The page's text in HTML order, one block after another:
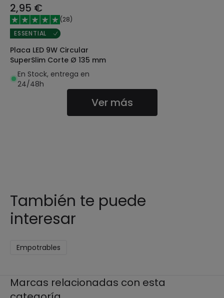
2,95 €
(28)
ESSENTIAL
Placa LED 9W Circular
SuperSlim Corte Ø 135 mm
En Stock, entrega en
24/48h
Ver más
También te puede
interesar
Empotrables
Marcas relacionadas con esta